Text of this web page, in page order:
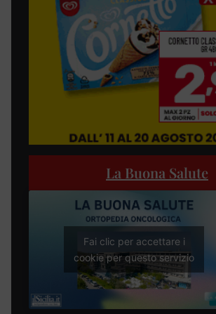
La Buona Salute
Fai clic per accettare i
cookie per questo servizio